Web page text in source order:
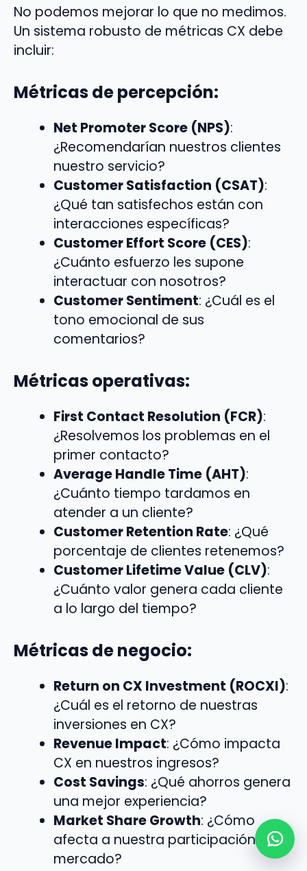
No podemos mejorar lo que no medimos.
Un sistema robusto de métricas CX debe
incluir:
Métricas de percepción:
Net Promoter Score (NPS):
¿Recomendarían nuestros clientes
nuestro servicio?
Customer Satisfaction (CSAT):
¿Qué tan satisfechos están con
interacciones específicas?
Customer Effort Score (CES):
¿Cuánto esfuerzo les supone
interactuar con nosotros?
Customer Sentiment: ¿Cuál es el
tono emocional de sus
comentarios?
Métricas operativas:
First Contact Resolution (FCR):
¿Resolvemos los problemas en el
primer contacto?
Average Handle Time (AHT):
¿Cuánto tiempo tardamos en
atender a un cliente?
Customer Retention Rate: ¿Qué
porcentaje de clientes retenemos?
Customer Lifetime Value (CLV):
¿Cuánto valor genera cada cliente
a lo largo del tiempo?
Métricas de negocio:
Return on CX Investment (ROCXI):
¿Cuál es el retorno de nuestras
inversiones en CX?
Revenue Impact: ¿Cómo impacta
CX en nuestros ingresos?
Cost Savings: ¿Qué ahorros genera
una mejor experiencia?
Market Share Growth: ¿Cómo
afecta a nuestra participación de
mercado?